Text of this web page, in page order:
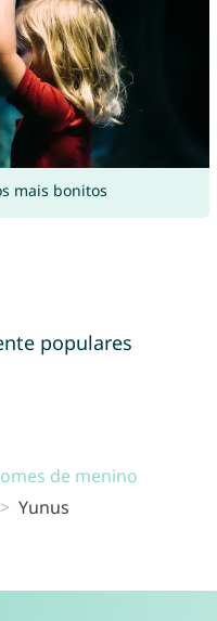
mais bonitos
populares
de menino
Yunus